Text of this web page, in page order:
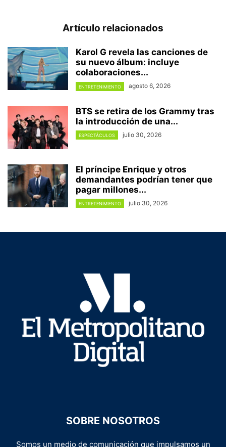
Artículo relacionados
Karol G revela las canciones de
su nuevo álbum: incluye
colaboraciones...
ENTRETENIMIENTO agosto 6, 2026
BTS se retira de los Grammy tras
la introducción de una...
ESPECTÁCULOS julio 30, 2026
El príncipe Enrique y otros
demandantes podrían tener que
pagar millones...
ENTRETENIMIENTO julio 30, 2026
SOBRE NOSOTROS
Somos un medio de comunicación que impulsamos un